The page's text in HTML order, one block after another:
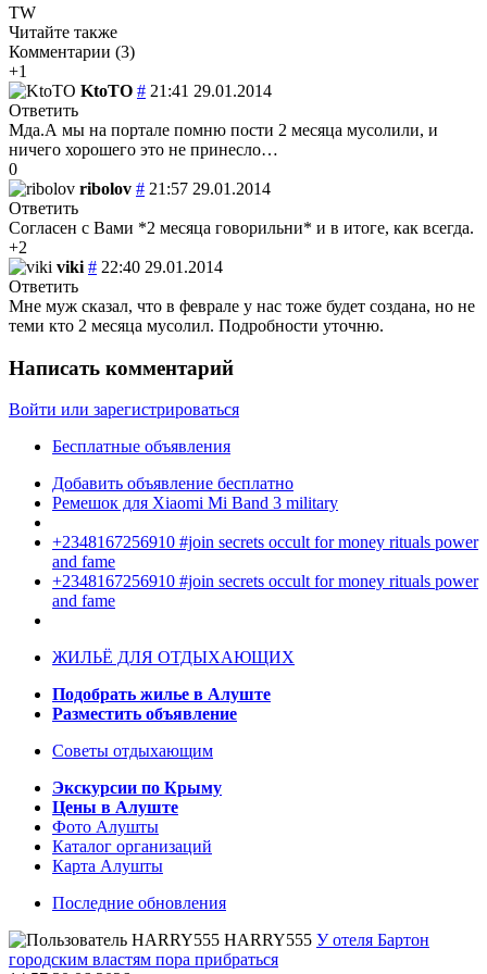
TW
Читайте также
Комментарии (3)
+1
KtoTO # 21:41 29.01.2014
Ответить
Мда.А мы на портале помню пости 2 месяца мусолили, и
ничего хорошего это не принесло…
0
ribolov # 21:57 29.01.2014
Ответить
Согласен с Вами *2 месяца говорильни* и в итоге, как всегда.
+2
viki # 22:40 29.01.2014
Ответить
Мне муж сказал, что в феврале у нас тоже будет создана, но не
теми кто 2 месяца мусолил. Подробности уточню.
Написать комментарий
Войти или зарегистрироваться
Бесплатные объявления
Добавить объявление бесплатно
Ремешок для Xiaomi Mi Band 3 military
+2348167256910 #join secrets occult for money rituals power
and fame
+2348167256910 #join secrets occult for money rituals power
and fame
ЖИЛЬЁ ДЛЯ ОТДЫХАЮЩИХ
Подобрать жилье в Алуште
Разместить объявление
Советы отдыхающим
Экскурсии по Крыму
Цены в Алуште
Фото Алушты
Каталог организаций
Карта Алушты
Последние обновления
HARRY555 У отеля Бартон
городским властям пора прибраться